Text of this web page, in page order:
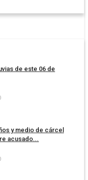
de este 06 de
y medio de cárcel
acusado...